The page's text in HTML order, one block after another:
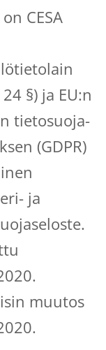
CESA
§) ja EU:n
tietosuoja-
(GDPR)
ja
muutos